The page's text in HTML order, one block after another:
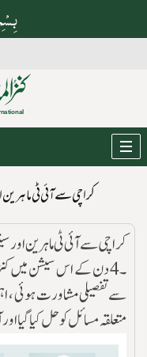
کراچی سے آئی ٹی ماہرین
کراچی سے آئی ٹی ماہرین اور
۔4 دن کے اس سیشن میں
سے تفصیلی مشاورت ہوئی ،
متعلقہ مسائل کو حل کیا